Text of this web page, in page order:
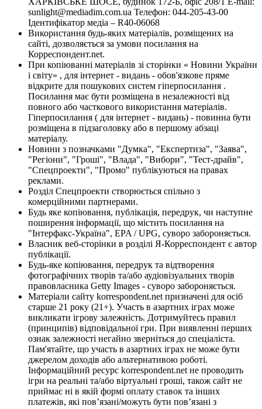
sunlight@mediadim.com.ua Телефон: 044-205-43-00
Ідентифікатор медіа – R40-06068
Використання будь-яких матеріалів, розміщених на
сайті, дозволяється за умови посилання на
Корреспондент.net.
При копіюванні матеріалів зі сторінки « Новини України
і світу» , для інтернет - видань - обов'язкове пряме
відкрите для пошукових систем гіперпосилання .
Посилання має бути розміщена в незалежності від
повного або часткового використання матеріалів.
Гіперпосилання ( для інтернет - видань) - повинна бути
розміщена в підзаголовку або в першому абзаці
матеріалу.
Новини з позначками "Думка", "Експертиза", "Заява",
"Регіони", "Гроші", "Влада", "Вибори", "Тест-драйв",
"Спецпроекти", "Промо" публікуються на правах
реклами.
Розділ Спецпроекти створюється спільно з
комерційними партнерами.
Будь яке копіювання, публікація, передрук, чи наступне
поширення інформації, що містить посилання на
"Інтерфакс-Україна", EPA / UPG, суворо забороняється.
Власник веб-сторінки в розділі Я-Корреспондент є автор
публікації.
Будь-яке копіювання, передрук та відтворення
фотографічних творів та/або аудіовізуальних творів
правовласника Getty Images - суворо забороняється.
Матеріали сайту korrespondent.net призначені для осіб
старше 21 року (21+). Участь в азартних іграх може
викликати ігрову залежність. Дотримуйтесь правил
(принципів) відповідальної гри. При виявленні перших
ознак залежності негайно зверніться до спеціаліста.
Пам'ятайте, що участь в азартних іграх не може бути
джерелом доходів або альтернативою роботі.
Інформаційний ресурс korrespondent.net не проводить
ігри на реальні та/або віртуальні гроші, також сайт не
приймає ні в якій формі оплату ставок та інших
платежів, які пов’язані/можуть бути пов’язані з